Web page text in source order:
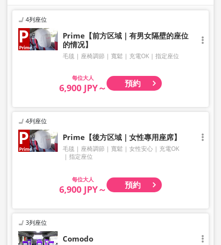
4列座位
Prime【前方区域｜有男女隔壁的座位
的情况】
毛毯 座椅調節 寬鬆 充電OK 指定座位
大人
6,900 JPY～ 預約
4列座位
Prime【後方区域｜女性專用座席】
毛毯 座椅調節 寬鬆 女性安心
充電OK
指定座位
大人
6,900 JPY～ 預約
3列座位
Comodo